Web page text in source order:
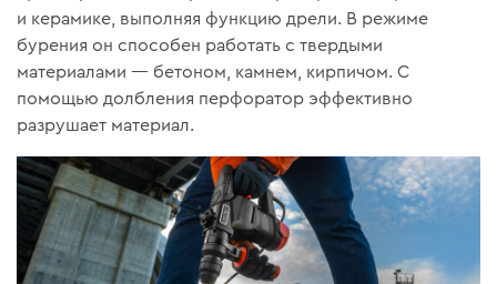
и керамике, выполняя функцию дрели. В режиме
бурения он способен работать с твердыми
материалами — бетоном, камнем, кирпичом. С
помощью долбления перфоратор эффективно
разрушает материал.